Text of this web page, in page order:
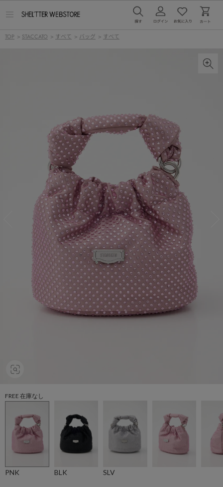
ー
TOP > STACCATO > すべて > バッグ > すべて
FREE 在庫なし
PNK BLK SLV